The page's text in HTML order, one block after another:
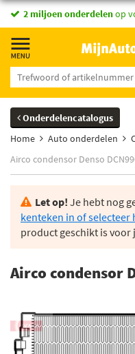
2 miljoen onderdelenop
Onderdelencatalogus
Home
Auto onderdelen
Airco condensor Denso
Let op! Je hebt nog
kenteken in of selecteer
product geschikt is voor
Airco condensor